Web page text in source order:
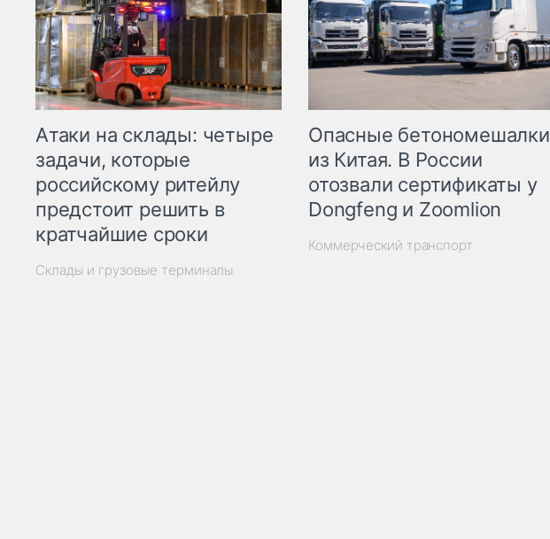
Атаки на склады: четыре
задачи, которые
российскому ритейлу
предстоит решить в
кратчайшие сроки
Склады и грузовые терминалы
Опасные бетономешалки
из Китая. В России
отозвали сертификаты у
Dongfeng и Zoomlion
Коммерческий транспорт